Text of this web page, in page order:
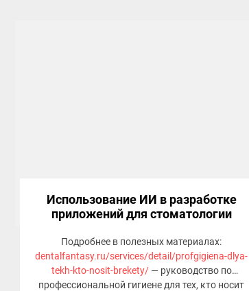
Использование ИИ в разработке
приложений для стоматологии
Подробнее в полезных материалах:
dentalfantasy.ru/services/detail/profgigiena-dlya-
tekh-kto-nosit-brekety/— руководство по
профессиональной гигиене для тех, кто носит